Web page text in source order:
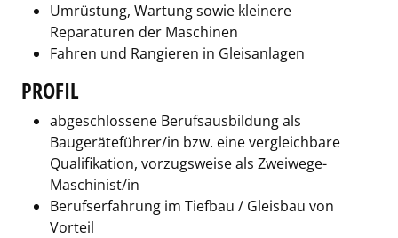
Umrüstung, Wartung sowie kleinere
Reparaturen der Maschinen
Fahren und Rangieren in Gleisanlagen
PROFIL
abgeschlossene Berufsausbildung als
Baugeräteführer/in bzw. eine vergleichbare
Qualifikation, vorzugsweise als Zweiwege-
Maschinist/in
Berufserfahrung im Tiefbau / Gleisbau von
Vorteil